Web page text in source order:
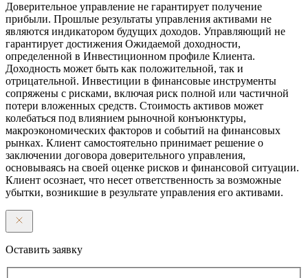
Доверительное управление не гарантирует получение
прибыли. Прошлые результаты управления активами не
являются индикатором будущих доходов. Управляющий не
гарантирует достижения Ожидаемой доходности,
определенной в Инвестиционном профиле Клиента.
Доходность может быть как положительной, так и
отрицательной. Инвестиции в финансовые инструменты
сопряжены с рисками, включая риск полной или частичной
потери вложенных средств. Стоимость активов может
колебаться под влиянием рыночной конъюнктуры,
макроэкономических факторов и событий на финансовых
рынках. Клиент самостоятельно принимает решение о
заключении договора доверительного управления,
основываясь на своей оценке рисков и финансовой ситуации.
Клиент осознает, что несет ответственность за возможные
убытки, возникшие в результате управления его активами.
Оставить заявку